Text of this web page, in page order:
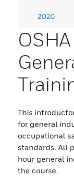
2020
This
for general
occupational
standards. All
hour general
the course.